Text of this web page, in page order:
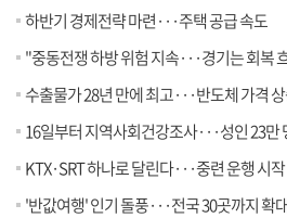
하반기 경제전략 마련···주택 공급 속도
"중동전쟁 하방 위험 지속···경기는 회복
수출물가 28년 만에 최고···반도체 가격
16일부터 지역사회건강조사···성인 23만 명
KTX·SRT 하나로 달린다···중련 운행 시작
'반값여행' 인기 돌풍···전국 30곳까지 확